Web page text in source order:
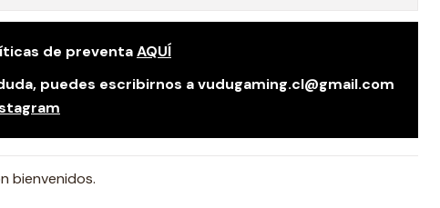
de preventaAQUÍ
puedes escribirnos a vudugaming.cl@gmail.com
bienvenidos.